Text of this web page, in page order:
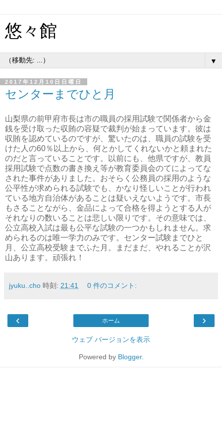
悠々館
▼
2017年12月10日日曜日
センターまでひと月
山梨県の前甲府市長は市の職員の採用試験で関係者から金
銭を受け取った収賄の容疑で裁判が始まっています。彼は
収賄を認めているのですが、驚いたのは、職員の試験を受
けた人の60％以上から、何とかしてくれないかと頼まれた
のだと言っていることです。以前にも、他県ですが、教員
採用試験で点数の書き換え等が教育委員会のてによってな
された事件がありました。おそらく公務員の採用のような
公平性が求められる試験でも、かなり怪しいことが行われ
ている地方自治体があることは疑いえないようです。市長
もさることながら、金品によって合格を得ようとする人が
それなりの数いることは悲しい限りです。その意味では、
公立高校入試は最も公平な試験の一つかもしれません。求
められるのは唯一学力のみです。センター試験までひと
月、公立高校受験までふた月。まだまだ、やれることが沢
山あります。頑張れ！
jyuku..cho 時刻: 21:41 0 件のコメント:
‹ ›
ホーム
ウェブ バージョンを表示
Powered by Blogger.